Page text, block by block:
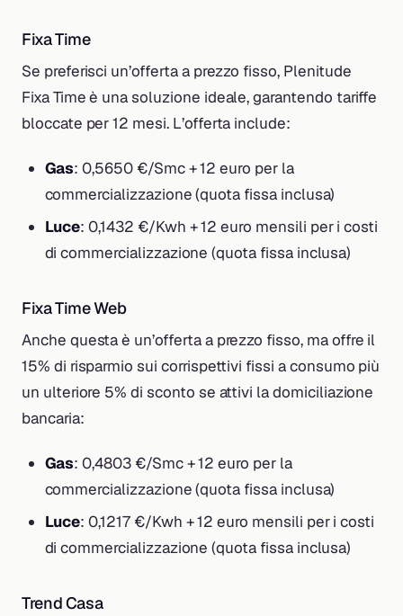
Fixa Time
Se preferisci un’offerta a prezzo fisso, Plenitude
Fixa Time è una soluzione ideale, garantendo tariffe
bloccate per 12 mesi. L’offerta include:
Gas: 0,5650 €/Smc + 12 euro per la
commercializzazione (quota fissa inclusa)
Luce: 0,1432 €/Kwh + 12 euro mensili per i costi
di commercializzazione (quota fissa inclusa)
Fixa Time Web
Anche questa è un’offerta a prezzo fisso, ma offre il
15% di risparmio sui corrispettivi fissi a consumo più
un ulteriore 5% di sconto se attivi la domiciliazione
bancaria:
Gas: 0,4803 €/Smc + 12 euro per la
commercializzazione (quota fissa inclusa)
Luce: 0,1217 €/Kwh + 12 euro mensili per i costi
di commercializzazione (quota fissa inclusa)
Trend Casa